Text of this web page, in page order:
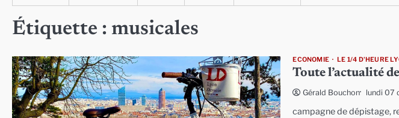
Étiquette : musicales
ECONOMIE LE 1/4 D'HEURE
Toute l’actualité
Gérald Bouchon lundi 07
campagne de dépistage,